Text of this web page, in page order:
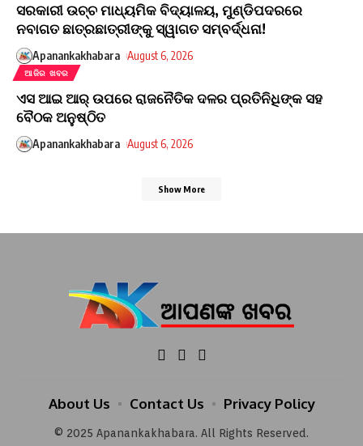
ସରକାରୀ ଉଚ୍ଚ ମାଧ୍ୟମିକ ବିଦ୍ୟାଳୟ, ମୁଣ୍ଡିପଦରରେ
ନବାଗତ ଛାତ୍ରଛାତ୍ରୀଙ୍କୁ ସ୍ୱାଗତ ସମ୍ବର୍ଦ୍ଧନା!
Apanankakhabara August 6, 2026
ଆଜିର ଖବର
ଏସ ଆଇ ଆର୍ ଉପରେ ରାଜନୈତିକ ଦଳର ପ୍ରତିନିଧିଙ୍କ ସହ
ବୈଠକ ଅନୁଷ୍ଠିତ
Apanankakhabara August 6, 2026
Show More
© 2025 Apanankakhabara. All Rights Reserved.
About Us Contact Us Privacy Policy